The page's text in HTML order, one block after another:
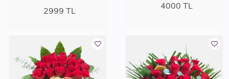
2999 TL 4000 TL